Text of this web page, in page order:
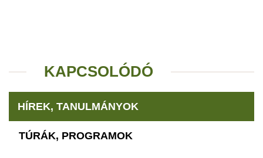
KAPCSOLÓDÓ
HÍREK, TANULMÁNYOK
TÚRÁK, PROGRAMOK